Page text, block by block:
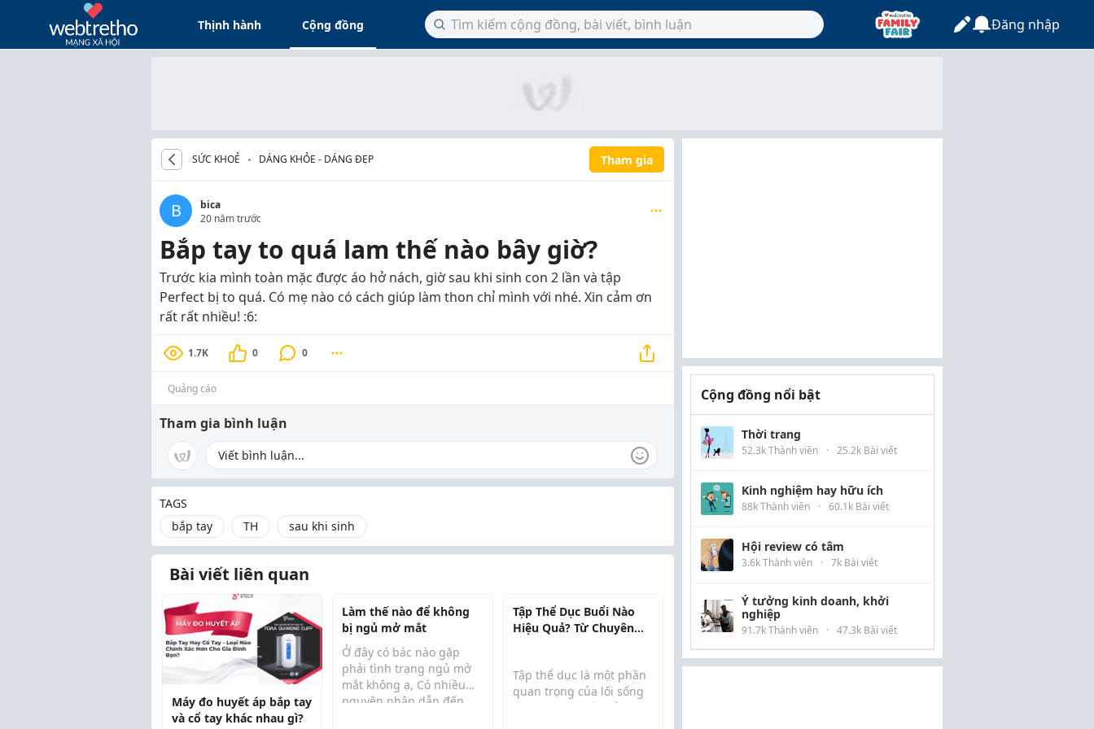
Thịnh hành Cộng đồng Đăng nhập
SỨC KHOẺ DÁNG KHỎE - DÁNG ĐẸP Tham gia
B
bica
20 năm trước
Bắp tay to quá lam thế nào bây giờ?
Trước kia mình toàn mặc được áo hở nách, giờ sau khi sinh con 2 lần và tập
Perfect bị to quá. Có mẹ nào có cách giúp làm thon chỉ mình với nhé. Xin cảm ơn
rất rất nhiều! :6:
1.7K 0 0
Quảng cáo
Tham gia bình luận
TAGS
bắp tay
TH sau khi sinh
Bài viết liên quan
Máy đo huyết áp bắp tay
và cổ tay khác nhau gì?
Làm thế nào để không
bị ngủ mở mắt
Ở đây có bác nào gặp
phải tình trạng ngủ mở
mắt không ạ, Có nhiều
nguyên nhân dẫn đến
Tập Thể Dục Buổi Nào
Hiệu Quả? Từ Chuyên
Tập thể dục là một phần
quan trọng của lối sống
lành mạnh, giúp cải
Cộng đồng nổi bật
Thời trang
52.3k Thành viên · 25.2k Bài viết
Kinh nghiệm hay hữu ích
88k Thành viên · 60.1k Bài viết
Hội review có tâm
3.6k Thành viên · 7k Bài viết
Ý tưởng kinh doanh, khởi
nghiệp
91.7k Thành viên · 47.3k Bài viết